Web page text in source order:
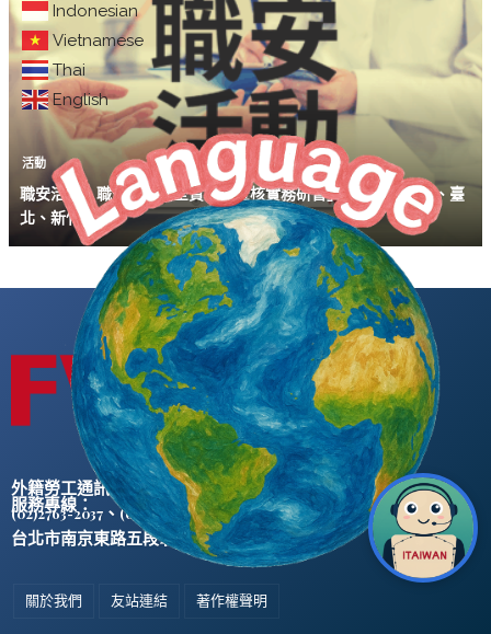
Indonesian
Vietnamese
Thai
English
活動
職安活動｜職安署「安全資料表查核實務研習」（高雄、臺中、臺
北、新竹場）
外籍勞工通訊社版權所有 ©
服務專線：
(02)2763-2037 、(02)2765-0906
台北市南京東路五段47號5樓之2
關於我們 友站連結 著作權聲明